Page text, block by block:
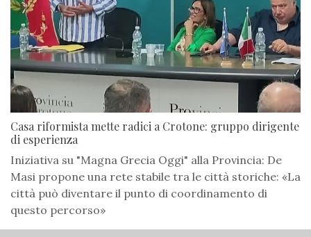
Casa riformista mette radici a Crotone: gruppo dirigente
di esperienza
Iniziativa su "Magna Grecia Oggi" alla Provincia: De
Masi propone una rete stabile tra le città storiche: «La
città può diventare il punto di coordinamento di
questo percorso»